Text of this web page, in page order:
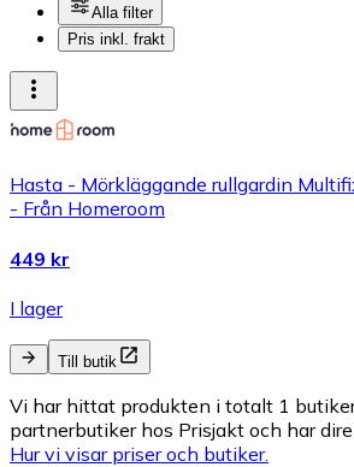
Alla filter
Pris inkl. frakt
Hasta - Mörkläggande rullgardin
- Från Homeroom
449 kr
I lager
Till butik
Vi har hittat produkten i totalt 1
partnerbutiker hos Prisjakt och har
Hur vi visar priser och butiker.